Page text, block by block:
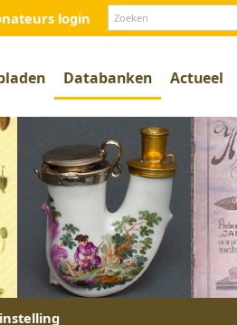
login
Databanken Actueel